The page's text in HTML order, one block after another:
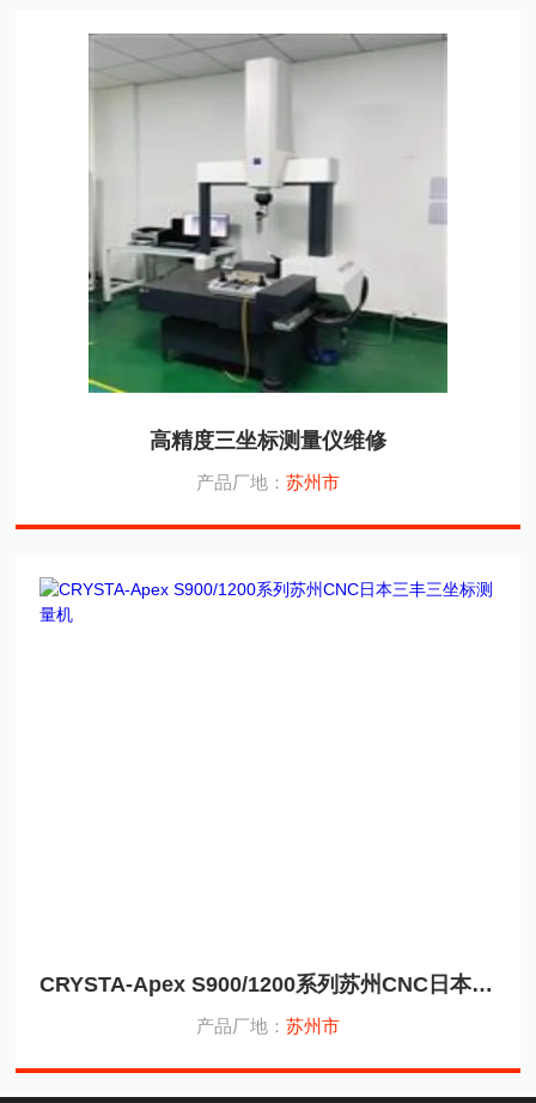
高精度三坐标测量仪维修
产品厂地： 苏州市
CRYSTA-Apex S900/1200系列苏州CNC日本三丰三坐标测量机
产品厂地： 苏州市